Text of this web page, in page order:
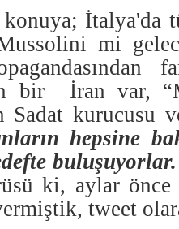
İtalya'da
mi
bir İran var,
Sadat kurucusu
hepsine
buluşuyorlar.
ki, aylar önce
tweet